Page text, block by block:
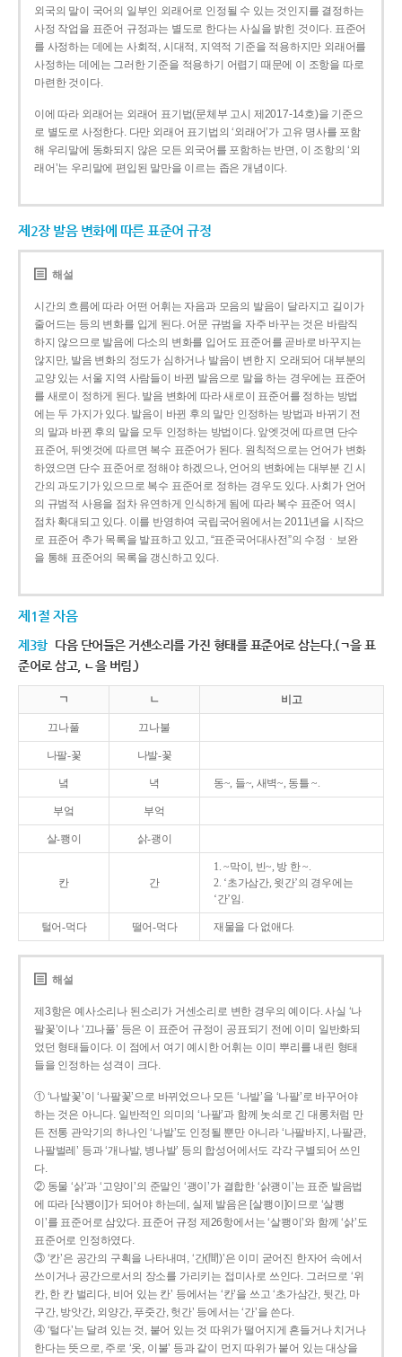
외국의 말이 국어의 일부인 외래어로 인정될 수 있는 것인지를 결정하는
사정 작업을 표준어 규정과는 별도로 한다는 사실을 밝힌 것이다. 표준어
를 사정하는 데에는 사회적, 시대적, 지역적 기준을 적용하지만 외래어를
사정하는 데에는 그러한 기준을 적용하기 어렵기 때문에 이 조항을 따로
마련한 것이다.
이에 따라 외래어는 외래어 표기법(문체부 고시 제2017-14호)을 기준으
로 별도로 사정한다. 다만 외래어 표기법의 ‘외래어’가 고유 명사를 포함
해 우리말에 동화되지 않은 모든 외국어를 포함하는 반면, 이 조항의 ‘외
래어’는 우리말에 편입된 말만을 이르는 좁은 개념이다.
제2장 발음 변화에 따른 표준어 규정
해설
시간의 흐름에 따라 어떤 어휘는 자음과 모음의 발음이 달라지고 길이가
줄어드는 등의 변화를 입게 된다. 어문 규범을 자주 바꾸는 것은 바람직
하지 않으므로 발음에 다소의 변화를 입어도 표준어를 곧바로 바꾸지는
않지만, 발음 변화의 정도가 심하거나 발음이 변한 지 오래되어 대부분의
교양 있는 서울 지역 사람들이 바뀐 발음으로 말을 하는 경우에는 표준어
를 새로이 정하게 된다. 발음 변화에 따라 새로이 표준어를 정하는 방법
에는 두 가지가 있다. 발음이 바뀐 후의 말만 인정하는 방법과 바뀌기 전
의 말과 바뀐 후의 말을 모두 인정하는 방법이다. 앞엣것에 따르면 단수
표준어, 뒤엣것에 따르면 복수 표준어가 된다. 원칙적으로는 언어가 변화
하였으면 단수 표준어로 정해야 하겠으나, 언어의 변화에는 대부분 긴 시
간의 과도기가 있으므로 복수 표준어로 정하는 경우도 있다. 사회가 언어
의 규범적 사용을 점차 유연하게 인식하게 됨에 따라 복수 표준어 역시
점차 확대되고 있다. 이를 반영하여 국립국어원에서는 2011년을 시작으
로 표준어 추가 목록을 발표하고 있고, “표준국어대사전”의 수정ㆍ보완
을 통해 표준어의 목록을 갱신하고 있다.
제1절 자음
제3항 다음 단어들은 거센소리를 가진 형태를 표준어로 삼는다.(ㄱ을 표
준어로 삼고, ㄴ을 버림.)
ㄱ ㄴ 비고
끄나풀 끄나불
나팔-꽃 나발-꽃
녘 녁 동~, 들~, 새벽~, 동틀 ~.
부엌 부억
살-쾡이 삵-괭이
칸 간
1. ~막이, 빈~, 방 한 ~.
2. ‘초가삼간, 윗간’의 경우에는
‘간’임.
털어-먹다 떨어-먹다 재물을 다 없애다.
해설
제3항은 예사소리나 된소리가 거센소리로 변한 경우의 예이다. 사실 ‘나
팔꽃’이나 ‘끄나풀’ 등은 이 표준어 규정이 공표되기 전에 이미 일반화되
었던 형태들이다. 이 점에서 여기 예시한 어휘는 이미 뿌리를 내린 형태
들을 인정하는 성격이 크다.
① ‘나발꽃’이 ‘나팔꽃’으로 바뀌었으나 모든 ‘나발’을 ‘나팔’로 바꾸어야
하는 것은 아니다. 일반적인 의미의 ‘나팔’과 함께 놋쇠로 긴 대롱처럼 만
든 전통 관악기의 하나인 ‘나발’도 인정될 뿐만 아니라 ‘나팔바지, 나팔관,
나팔벌레’ 등과 ‘개나발, 병나발’ 등의 합성어에서도 각각 구별되어 쓰인
다.
② 동물 ‘삵’과 ‘고양이’의 준말인 ‘괭이’가 결합한 ‘삵괭이’는 표준 발음법
에 따라 [삭꽹이]가 되어야 하는데, 실제 발음은 [살쾡이]이므로 ‘살쾡
이’를 표준어로 삼았다. 표준어 규정 제26항에서는 ‘살쾡이’와 함께 ‘삵’도
표준어로 인정하였다.
③ ‘칸’은 공간의 구획을 나타내며, ‘간(間)’은 이미 굳어진 한자어 속에서
쓰이거나 공간으로서의 장소를 가리키는 접미사로 쓰인다. 그러므로 ‘위
칸, 한 칸 벌리다, 비어 있는 칸’ 등에서는 ‘칸’을 쓰고 ‘초가삼간, 뒷간, 마
구간, 방앗간, 외양간, 푸줏간, 헛간’ 등에서는 ‘간’을 쓴다.
④ ‘털다’는 달려 있는 것, 붙어 있는 것 따위가 떨어지게 흔들거나 치거나
한다는 뜻으로, 주로 ‘옷, 이불’ 등과 같이 먼지 따위가 붙어 있는 대상을